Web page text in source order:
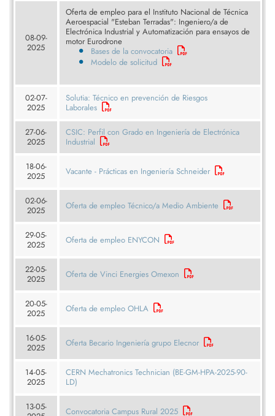
08-09-
2025
Oferta de empleo para el Instituto Nacional de Técnica
Aeroespacial "Esteban Terradas": Ingeniero/a de
Electrónica Industrial y Automatización para ensayos de
motor Eurodrone
Bases de la convocatoria
Modelo de solicitud
02-07-
2025
Solutia: Técnico en prevención de Riesgos
Laborales
27-06-
2025
CSIC: Perfil con Grado en Ingeniería de Electrónica
Industrial
18-06-
2025
Vacante - Prácticas en Ingeniería Schneider
02-06-
2025
Oferta de empleo Técnico/a Medio Ambiente
29-05-
2025
Oferta de empleo ENYCON
22-05-
2025
Oferta de Vinci Energies Omexon
20-05-
2025
Oferta de empleo OHLA
16-05-
2025
Oferta Becario Ingeniería grupo Elecnor
14-05-
2025
CERN Mechatronics Technician (BE-GM-HPA-2025-90-
LD)
13-05-
Convocatoria Campus Rural 2025